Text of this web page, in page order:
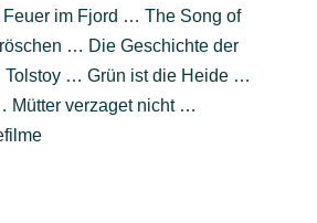
im Fjord … The Song of
… Die Geschichte der
… Grün ist die Heide …
Mütter verzaget nicht …